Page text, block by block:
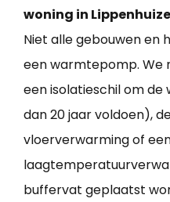
woning in
Niet alle gebouwen en
een warmtepomp. We
een isolatieschil om de
dan 20 jaar voldoen),
vloerverwarming of
buffervat geplaatst